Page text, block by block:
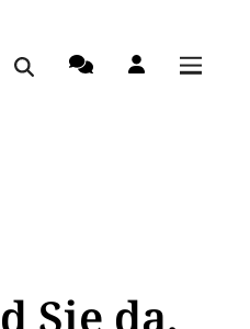
Sie da,